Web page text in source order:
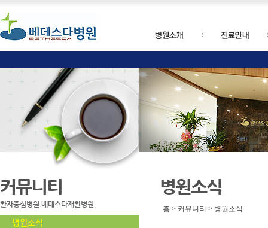
커뮤니티
환자중심병원 베데스다재활병원
병원소식
병원소식
홈 > 커뮤니티 > 병원소식